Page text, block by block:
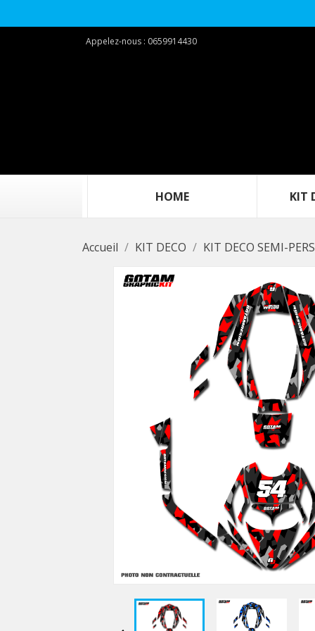
Appelez-nous : 0659914430
‎ ‎ ‎ ‎ ‎ ‎ ‎ ‎ ‎ ‎‎ ‎ ‎ ‎ ‎ ‎ ‎ ‎ ‎ ‎ ‎HOME‎ ‎ ‎ ‎ ‎ ‎ ‎ ‎ ‎ ‎ ‎ ‎ ‎ ‎ ‎ ‎ ‎ ‎ ‎ ‎ KIT
Accueil KIT DECO KIT DECO SEMI-